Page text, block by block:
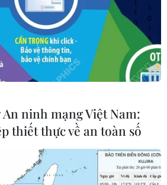
Quy định sử dụng
Hỗ trợ
TTXVN
Quảng cáo
do Bộ Thông tin và Truyền thông
ninh mạng Việt Nam:
thiết thực về an toàn số